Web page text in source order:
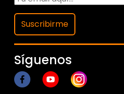
Suscribirme
Síguenos